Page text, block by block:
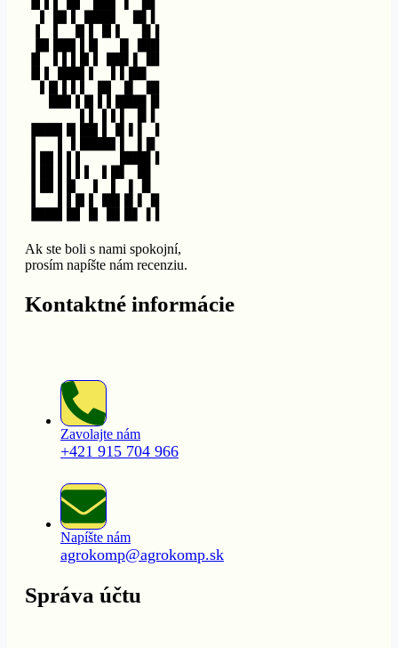
Ak ste boli s nami spokojní,
prosím napíšte nám recenziu.
Kontaktné informácie
Zavolajte nám
+421 915 704 966
Napíšte nám
agrokomp@agrokomp.sk
Správa účtu